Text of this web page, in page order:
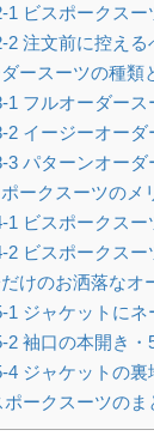
1 ビスポークス
2 注文前に控え
ースーツの種類
1 フルオーダース
2 イージーオーダ
3 パターンオーダ
ークスーツのメ
1 ビスポークス
2 ビスポークス
けのお洒落なオ
1 ジャケットにネ
2 袖口の本開き・
4 ジャケットの裏
ポークスーツのま